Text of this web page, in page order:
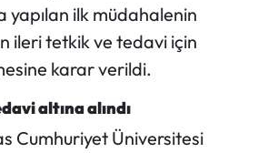
yapılan ilk müdahalenin
ileri tetkik ve tedavi için
karar verildi.
altına alındı
Cumhuriyet Üniversitesi